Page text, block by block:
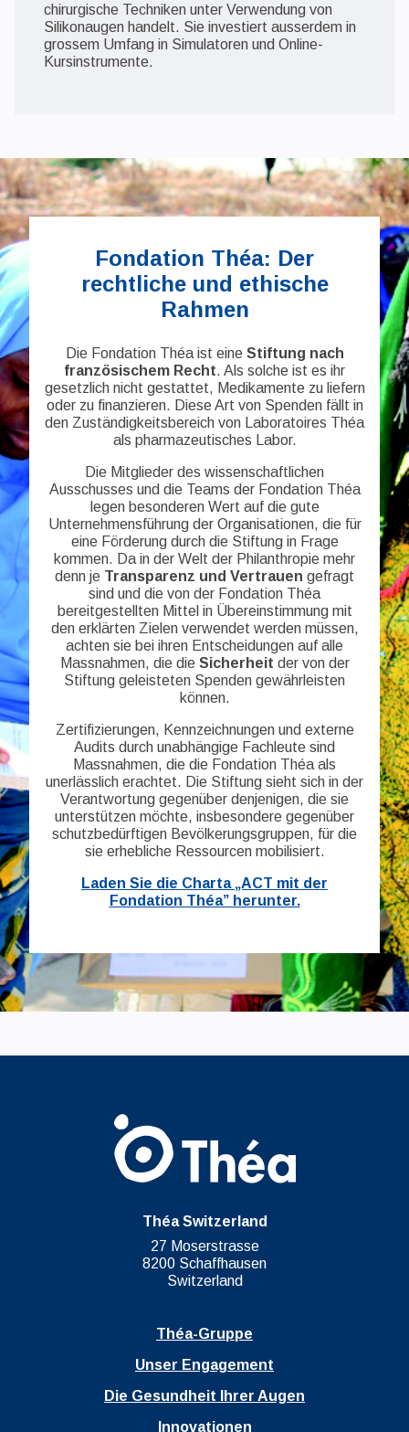
chirurgische Techniken unter Verwendung von
Silikonaugen handelt. Sie investiert ausserdem in
grossem Umfang in Simulatoren und Online-
Kursinstrumente.
Fondation Théa: Der
rechtliche und ethische
Rahmen
Die Fondation Théa ist eine Stiftung nach
französischem Recht. Als solche ist es ihr
gesetzlich nicht gestattet, Medikamente zu liefern
oder zu finanzieren. Diese Art von Spenden fällt in
den Zuständigkeitsbereich von Laboratoires Théa
als pharmazeutisches Labor.
Die Mitglieder des wissenschaftlichen
Ausschusses und die Teams der Fondation Théa
legen besonderen Wert auf die gute
Unternehmensführung der Organisationen, die für
eine Förderung durch die Stiftung in Frage
kommen. Da in der Welt der Philanthropie mehr
denn je Transparenz und Vertrauen gefragt
sind und die von der Fondation Théa
bereitgestellten Mittel in Übereinstimmung mit
den erklärten Zielen verwendet werden müssen,
achten sie bei ihren Entscheidungen auf alle
Massnahmen, die die Sicherheit der von der
Stiftung geleisteten Spenden gewährleisten
können.
Zertifizierungen, Kennzeichnungen und externe
Audits durch unabhängige Fachleute sind
Massnahmen, die die Fondation Théa als
unerlässlich erachtet. Die Stiftung sieht sich in der
Verantwortung gegenüber denjenigen, die sie
unterstützen möchte, insbesondere gegenüber
schutzbedürftigen Bevölkerungsgruppen, für die
sie erhebliche Ressourcen mobilisiert.
Laden Sie die Charta „ACT mit der
Fondation Théa” herunter.
Théa Switzerland
27 Moserstrasse
8200 Schaffhausen
Switzerland
Théa-Gruppe
Unser Engagement
Die Gesundheit Ihrer Augen
Innovationen